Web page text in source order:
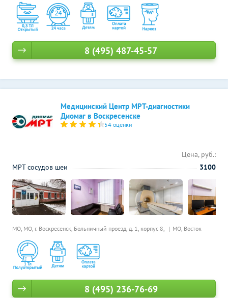
8 (495) 487-45-57
Медицинский Центр МРТ-диагностики
Диомаг в Воскресенске
54 оценки
МО, МО, г. Воскресенск, Больничный проезд, д. 1, корпус 8, МО, Восток
Цена, руб.:
МРТ сосудов шеи
3100
8 (495) 236-76-69